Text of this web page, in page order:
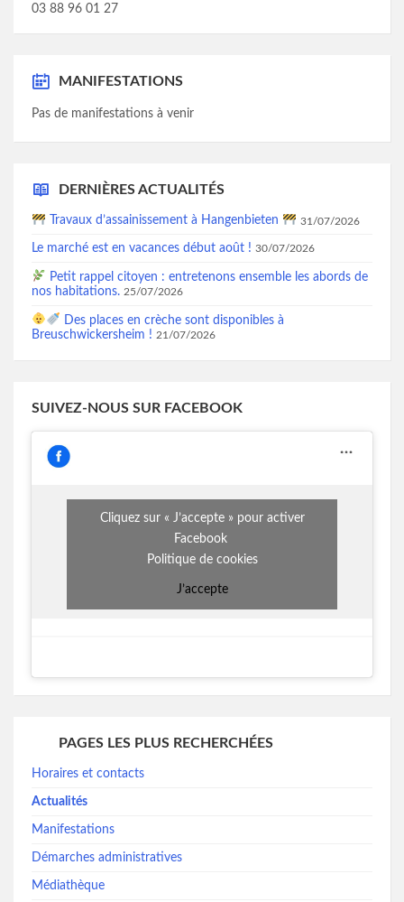
03 88 96 01 27
MANIFESTATIONS
Pas de manifestations à venir
DERNIÈRES ACTUALITÉS
Travaux d’assainissement à Hangenbieten 31/07/2026
Le marché est en vacances début août ! 30/07/2026
Petit rappel citoyen : entretenons ensemble les abords de
nos habitations. 25/07/2026
Des places en crèche sont disponibles à
Breuschwickersheim ! 21/07/2026
SUIVEZ-NOUS SUR FACEBOOK
Cliquez sur « J’accepte » pour activer
Facebook
Politique de cookies
J’accepte
PAGES LES PLUS RECHERCHÉES
Horaires et contacts
Actualités
Manifestations
Démarches administratives
Médiathèque